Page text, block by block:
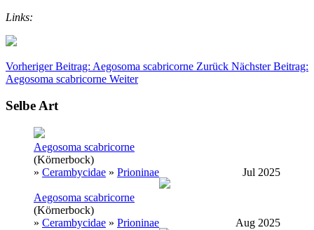
Links:
Vorheriger Beitrag: Aegosoma scabricorne Zurück Nächster Beitrag:
Aegosoma scabricorne Weiter
Selbe Art
Aegosoma scabricorne
(Körnerbock)
» Cerambycidae » Prioninae Jul 2025
Aegosoma scabricorne
(Körnerbock)
» Cerambycidae » Prioninae Aug 2025